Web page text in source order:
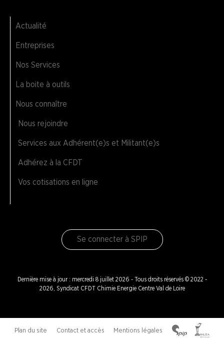
Actualité
Entreprises
Nos Services
La boite à outils
Nous connaître
Nous rejoindre
Services aux Adhérent(e)s et Militant(e)s
Adhérez à la CFDT
Vos cotisations en ligne
Se connecter à SPIP
Dernière mise à jour : mercredi 8 juillet 2026 - Tous droits réservés © 2022 -
2026, Syndicat CFDT Chimie Energie Centre Val de Loire
Plan du site Contact et accès Mentions légales